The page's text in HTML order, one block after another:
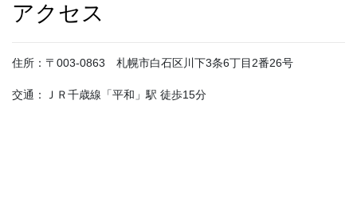
アクセス
住所：〒003-0863 札幌市白石区川下3条6丁目2番26号
交通：ＪＲ千歳線「平和」駅 徒歩15分